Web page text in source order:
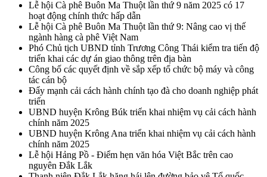
Lễ hội Cà phê Buôn Ma Thuột lần thứ 9 năm 2025 có 17
hoạt động chính thức hấp dẫn
Lễ hội Cà phê Buôn Ma Thuột lần thứ 9: Nâng cao vị thế
ngành hàng cà phê Việt Nam
Phó Chủ tịch UBND tỉnh Trương Công Thái kiểm tra tiến độ
triển khai các dự án giao thông trên địa bàn
Công bố các quyết định về sắp xếp tổ chức bộ máy và công
tác cán bộ
Đẩy mạnh cải cách hành chính tạo đà cho doanh nghiệp phát
triển
UBND huyện Krông Búk triển khai nhiệm vụ cải cách hành
chính năm 2025
UBND huyện Krông Ana triển khai nhiệm vụ cải cách hành
chính năm 2025
Lễ hội Hảng Pồ - Điểm hẹn văn hóa Việt Bắc trên cao
nguyên Đắk Lắk